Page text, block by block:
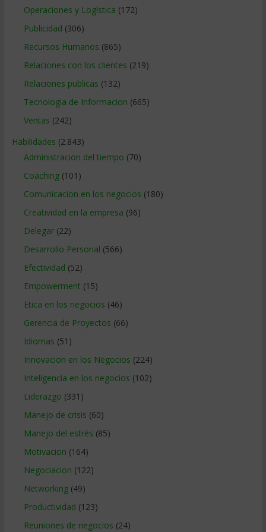
Operaciones y Logística (172)
Publicidad (306)
Recursos Humanos (865)
Relaciones con los clientes (219)
Relaciones publicas (132)
Tecnologia de Informacion (665)
Ventas (242)
Habilidades (2.843)
Administracion del tiempo (70)
Coaching(101)
Comunicacion en los negocios (180)
Creatividad en la empresa (96)
Delegar(22)
Desarrollo Personal (566)
Efectividad (52)
Empowerment (15)
Etica en los negocios (46)
Gerencia de Proyectos (66)
Idiomas (51)
Innovacion en los Negocios (224)
Inteligencia en los negocios (102)
Liderazgo (331)
Manejo de crisis (60)
Manejo del estrés (85)
Motivacion (164)
Negociacion (122)
Networking(49)
Productividad (123)
Reuniones de negocios (24)